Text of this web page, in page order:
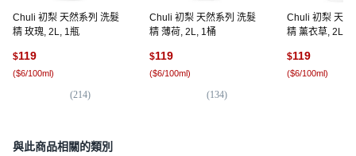
Chuli 初梨 天然系列 洗髮
精 玫瑰, 2L, 1瓶
$119
($6/100ml)
(214)
Chuli 初梨 天然系列 洗髮
精 薄荷, 2L, 1桶
$119
($6/100ml)
(134)
Chuli 初梨 天然
精 薰衣草, 2L, 1
$119
($6/100ml)
與此商品相關的類別